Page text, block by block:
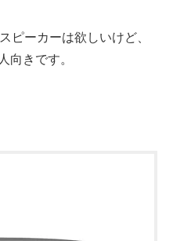
ピーカーは欲しいけど、
向きです。